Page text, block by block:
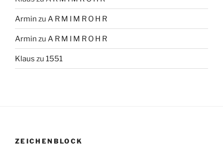
Armin zu A R M I M R O H R
Armin zu A R M I M R O H R
Klaus zu 1551
ZEICHENBLOCK